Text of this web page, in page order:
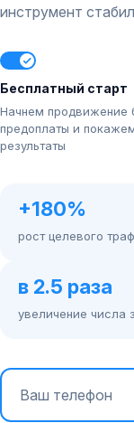
инструмент
Бесплатный старт
Начнем продвижение
предоплаты и
результаты
+180%
рост целевого
в 2.5 раза
увеличение числа